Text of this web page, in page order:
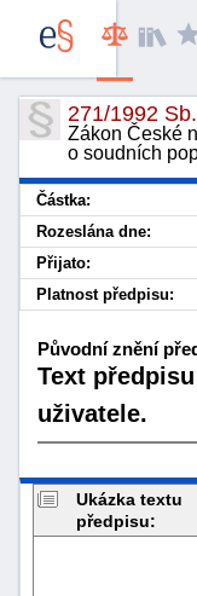
271/1992 Sb.
Zákon České
o soudních
Částka:
Rozeslána dne:
Přijato:
Platnost předpisu:
Původní znění
Text
uživatele.
Ukázka textu
předpisu: